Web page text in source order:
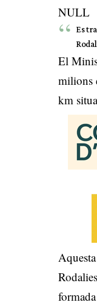
NULL
Es
El
milions
km